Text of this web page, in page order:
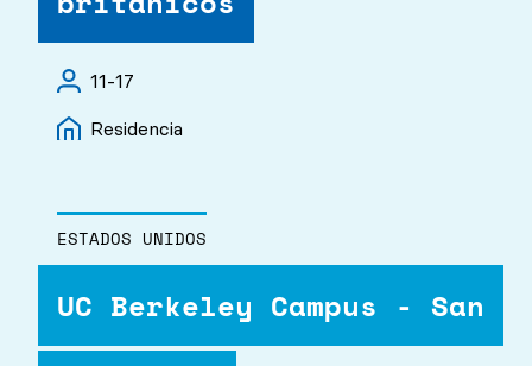
11-17
Residencia
ESTADOS UNIDOS
UC Berkeley Campus - San